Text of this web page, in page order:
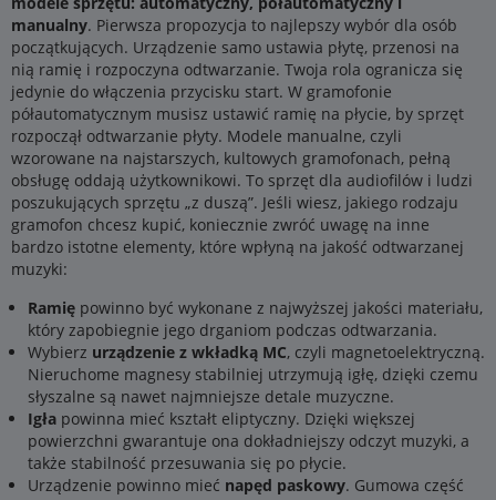
manualny. Pierwsza propozycja to najlepszy wybór dla osób
początkujących. Urządzenie samo ustawia płytę, przenosi na
nią ramię i rozpoczyna odtwarzanie. Twoja rola ogranicza się
jedynie do włączenia przycisku start. W gramofonie
półautomatycznym musisz ustawić ramię na płycie, by sprzęt
rozpoczął odtwarzanie płyty. Modele manualne, czyli
wzorowane na najstarszych, kultowych gramofonach, pełną
obsługę oddają użytkownikowi. To sprzęt dla audiofilów i ludzi
poszukujących sprzętu „z duszą”. Jeśli wiesz, jakiego rodzaju
gramofon chcesz kupić, koniecznie zwróć uwagę na inne
bardzo istotne elementy, które wpłyną na jakość odtwarzanej
muzyki:
Ramię powinno być wykonane z najwyższej jakości materiału,
który zapobiegnie jego drganiom podczas odtwarzania.
Wybierz urządzenie z wkładką MC, czyli magnetoelektryczną.
Nieruchome magnesy stabilniej utrzymują igłę, dzięki czemu
słyszalne są nawet najmniejsze detale muzyczne.
Igła powinna mieć kształt eliptyczny. Dzięki większej
powierzchni gwarantuje ona dokładniejszy odczyt muzyki, a
także stabilność przesuwania się po płycie.
Urządzenie powinno mieć napęd paskowy. Gumowa część